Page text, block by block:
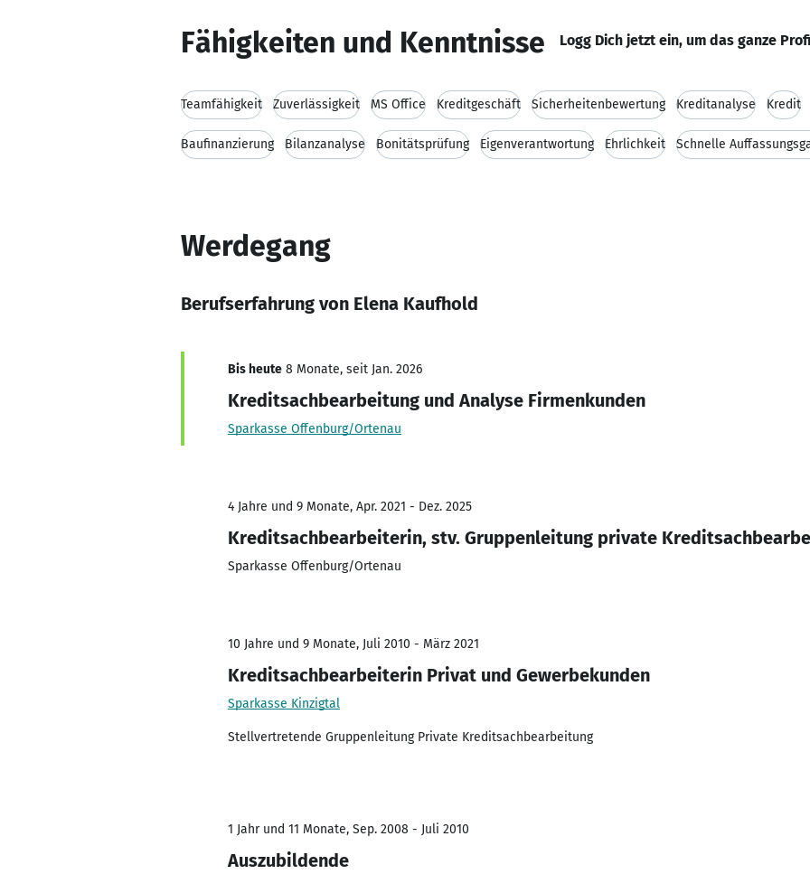
Fähigkeiten und Kenntnisse Logg Dich jetzt ein, um das ganze
Teamfähigkeit Zuverlässigkeit MS Office Kreditgeschäft Sicherheitenbewertung Kreditanalyse Kredit
Baufinanzierung Bilanzanalyse Bonitätsprüfung Eigenverantwortung Ehrlichkeit Schnelle
Werdegang
Berufserfahrung von Elena Kaufhold
Bis heute 8 Monate, seit Jan. 2026
Kreditsachbearbeitung und Analyse Firmenkunden
Sparkasse Offenburg/Ortenau
4 Jahre und 9 Monate, Apr. 2021 - Dez. 2025
Kreditsachbearbeiterin, stv. Gruppenleitung private
Sparkasse Offenburg/Ortenau
10 Jahre und 9 Monate, Juli 2010 - März 2021
Kreditsachbearbeiterin Privat und Gewerbekunden
Sparkasse Kinzigtal
Stellvertretende Gruppenleitung Private Kreditsachbearbeitung
1 Jahr und 11 Monate, Sep. 2008 - Juli 2010
Auszubildende